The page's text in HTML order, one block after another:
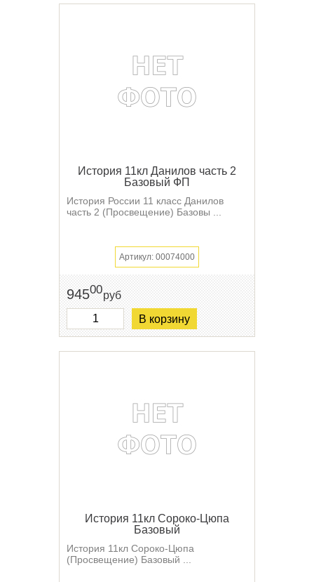
История 11кл Данилов часть 2
Базовый ФП
История России 11 класс Данилов
часть 2 (Просвещение) Базовы ...
Артикул: 00074000
94500руб
В корзину
История 11кл Сороко-Цюпа
Базовый
История 11кл Сороко-Цюпа
(Просвещение) Базовый ...